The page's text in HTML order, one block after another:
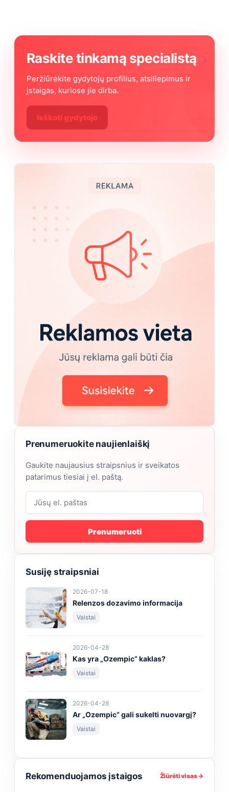
Raskite tinkamą specialistą
Peržiūrėkite gydytojų profilius, atsiliepimus ir
įstaigas, kuriose jie dirba.
Ieškoti gydytojo
Prenumeruokite naujienlaiškį
Gaukite naujausius straipsnius ir sveikatos
patarimus tiesiai į el. paštą.
Prenumeruoti
Susiję straipsniai
2026-07-18
Relenzos dozavimo informacija
Vaistai
2026-04-28
Kas yra „Ozempic“ kaklas?
Vaistai
2026-04-28
Ar „Ozempic“ gali sukelti nuovargį?
Vaistai
Rekomenduojamos įstaigos Žiūrėti visas →